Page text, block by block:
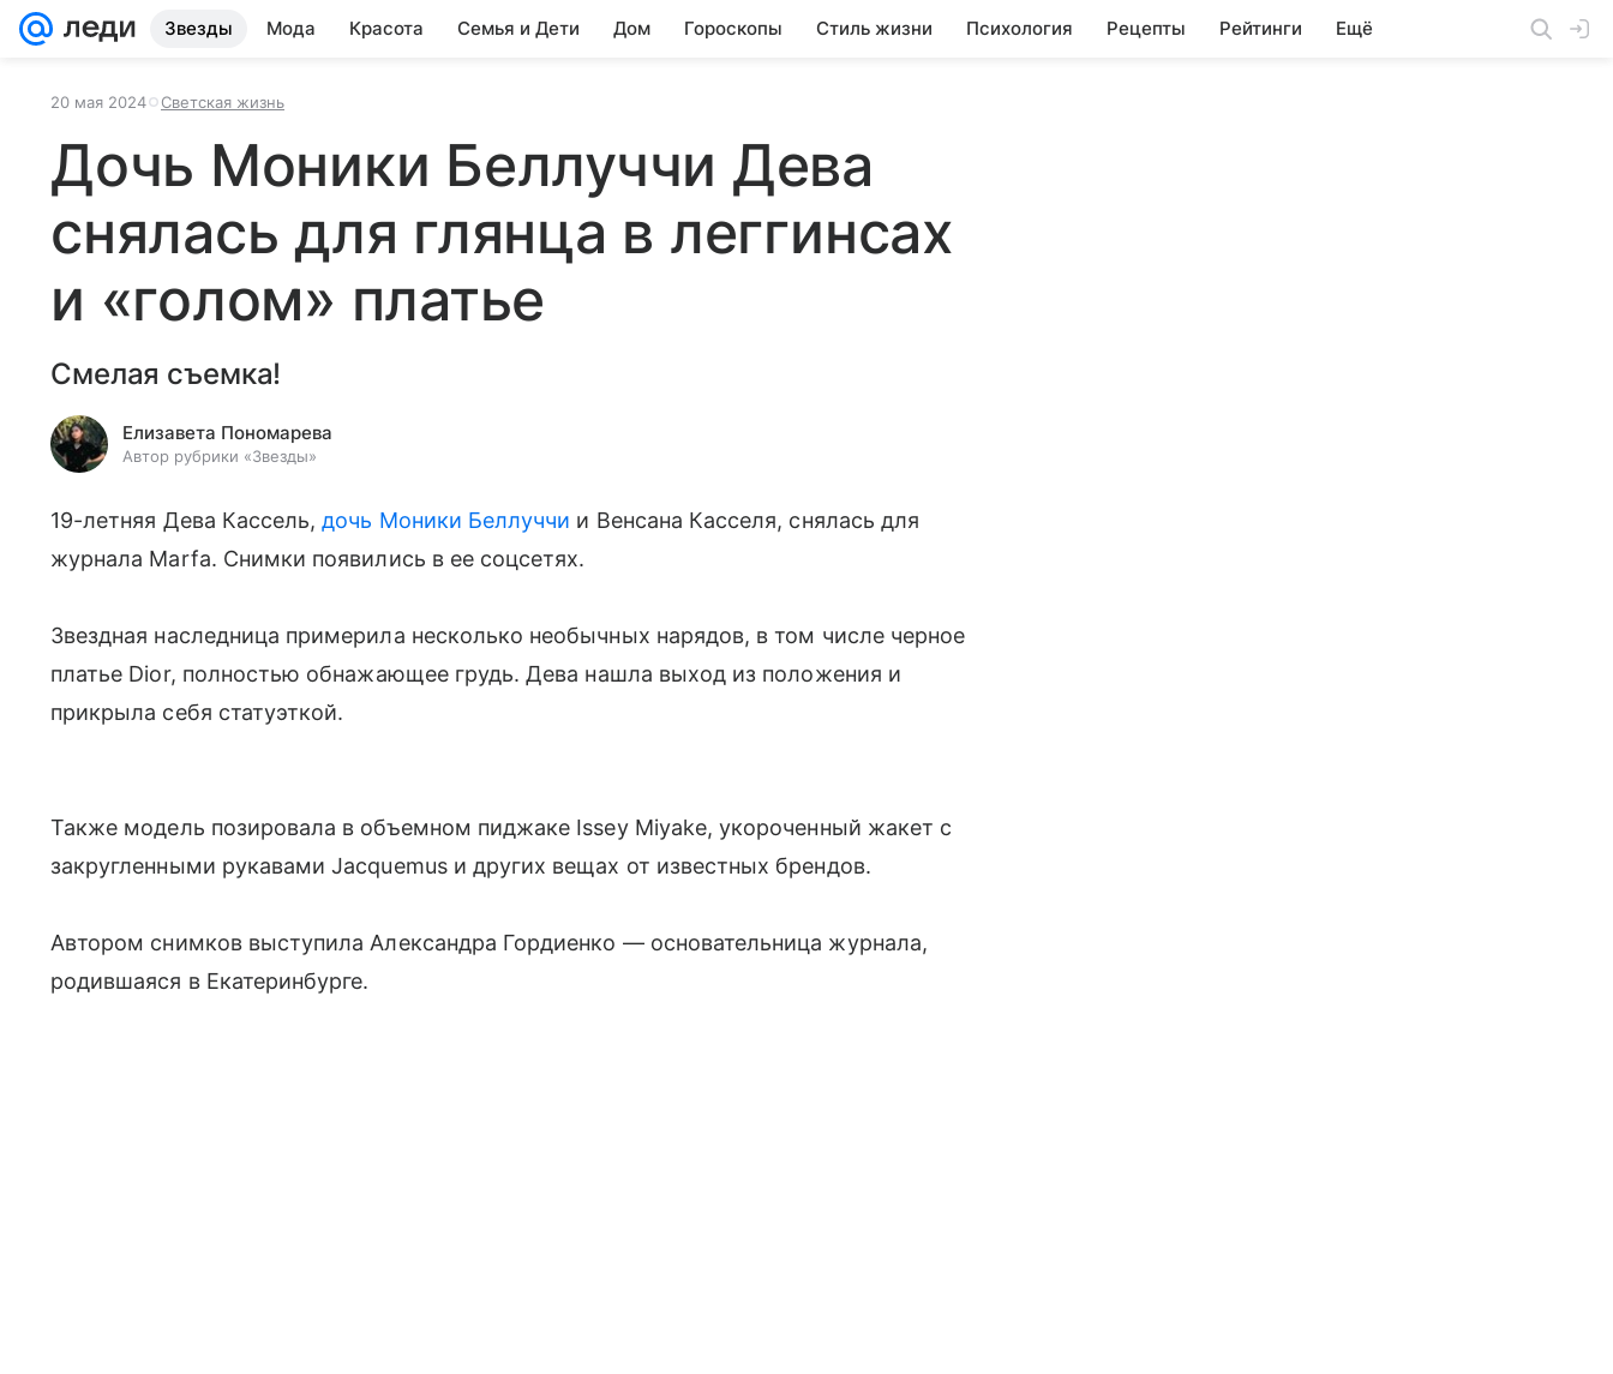
Звезды Мода Красота Семья и Дети Дом Гороскопы Стиль жизни Психология Рецепты Рейтинги Ещё
20 мая 2024 Светская жизнь
Дочь Моники Беллуччи Дева
снялась для глянца в леггинсах
и «голом» платье
Смелая съемка!
Елизавета Пономарева
Автор рубрики «Звезды»
19-летняя Дева Кассель,дочь Моники Беллуччи и Венсана Касселя, снялась для
журнала Marfa. Снимки появились в ее соцсетях.
Звездная наследница примерила несколько необычных нарядов, в том числе черное
платье Dior, полностью обнажающее грудь. Дева нашла выход из положения и
прикрыла себя статуэткой.
Также модель позировала в объемном пиджаке Issey Miyake, укороченный жакет с
закругленными рукавами Jacquemus и других вещах от известных брендов.
Автором снимков выступила Александра Гордиенко — основательница журнала,
родившаяся в Екатеринбурге.